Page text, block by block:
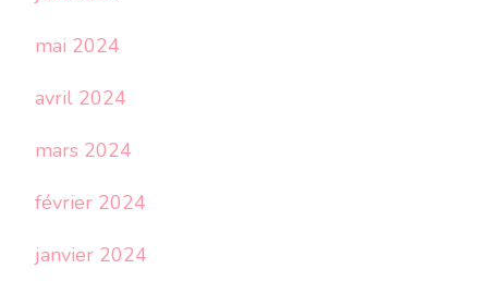
mai 2024
avril 2024
mars 2024
février 2024
janvier 2024